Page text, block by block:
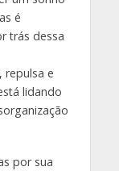
é
trás dessa
repulsa e
lidando
por sua